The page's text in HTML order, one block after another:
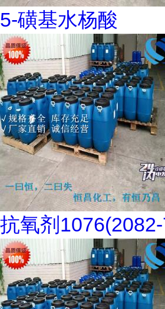
5-磺基水杨酸
抗氧剂